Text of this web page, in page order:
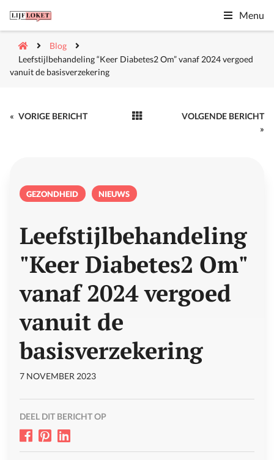
Menu
Blog
Leefstijlbehandeling “Keer Diabetes2 Om” vanaf 2024 vergoed
vanuit de basisverzekering
« VORIGE BERICHT
VOLGENDE BERICHT
»
GEZONDHEID NIEUWS
Leefstijlbehandeling
"Keer Diabetes2 Om"
vanaf 2024 vergoed
vanuit de
basisverzekering
7 NOVEMBER 2023
DEEL DIT BERICHT OP